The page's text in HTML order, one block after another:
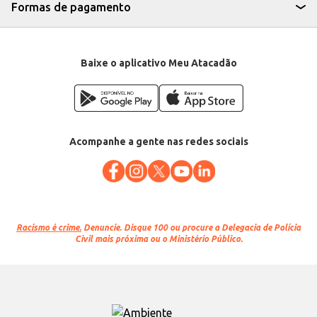
Formas de pagamento
Baixe o aplicativo Meu Atacadão
Acompanhe a gente nas redes sociais
Racismo é crime. Denuncie. Disque 100 ou procure a Delegacia de Polícia
Civil mais próxima ou o Ministério Público.